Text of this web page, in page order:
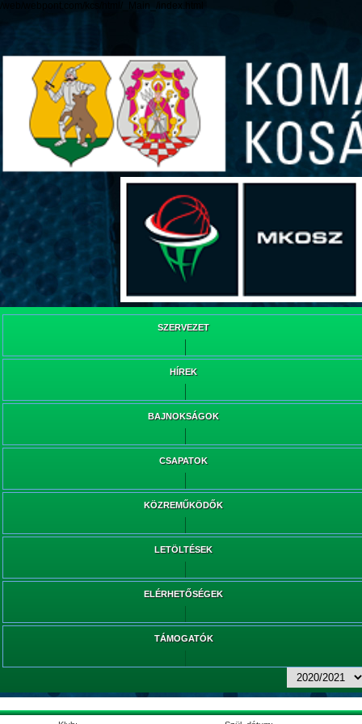
/web/webpont.com/kcs/html/_Main_/index.html
SZERVEZET
HÍREK
BAJNOKSÁGOK
CSAPATOK
KÖZREMŰKÖDŐK
LETÖLTÉSEK
ELÉRHETŐSÉGEK
TÁMOGATÓK